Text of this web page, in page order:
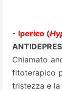
- Iperico (
Chiamato
fitoterapico
tristezza e la